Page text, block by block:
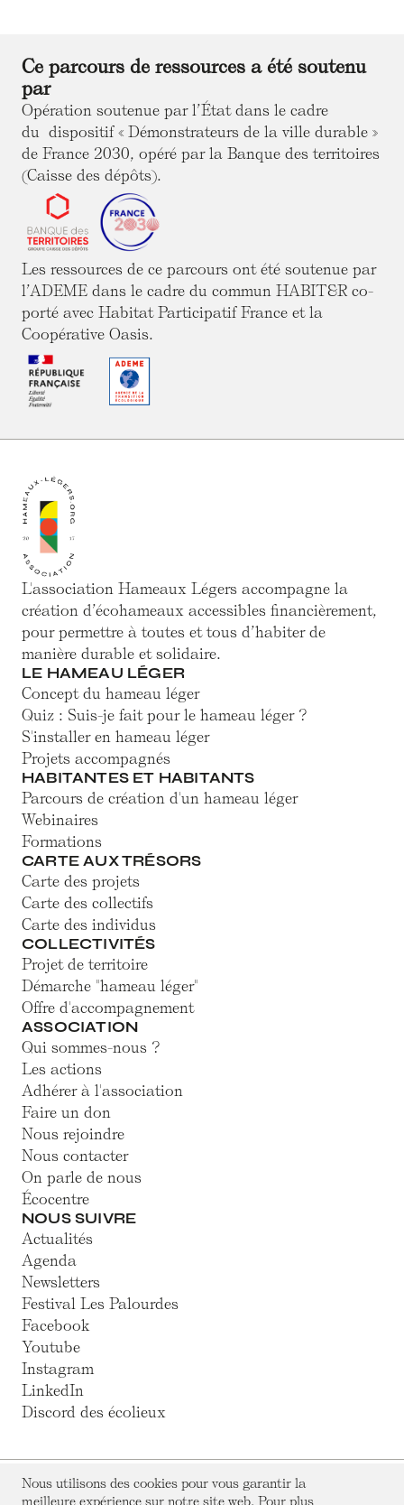
Ce parcours de ressources a été soutenu
par
Opération soutenue par l’État dans le cadre
du dispositif « Démonstrateurs de la ville durable »
de France 2030, opéré par la Banque des territoires
(Caisse des dépôts).
Les ressources de ce parcours ont été soutenue par
l’ADEME dans le cadre du commun HABIT&R co-
porté avec Habitat Participatif France et la
Coopérative Oasis.
L'association Hameaux Légers accompagne la
création d’écohameaux accessibles financièrement,
pour permettre à toutes et tous d’habiter de
manière durable et solidaire.
LE HAMEAU LÉGER
Concept du hameau léger
Quiz : Suis-je fait pour le hameau léger ?
S'installer en hameau léger
Projets accompagnés
HABITANTES ET HABITANTS
Parcours de création d'un hameau léger
Webinaires
Formations
CARTE AUX TRÉSORS
Carte des projets
Carte des collectifs
Carte des individus
COLLECTIVITÉS
Projet de territoire
Démarche "hameau léger"
Offre d'accompagnement
ASSOCIATION
Qui sommes-nous ?
Les actions
Adhérer à l'association
Faire un don
Nous rejoindre
Nous contacter
On parle de nous
Écocentre
NOUS SUIVRE
Actualités
Agenda
Newsletters
Festival Les Palourdes
Facebook
Youtube
Instagram
LinkedIn
Discord des écolieux
© Hameaux Légers 2025
Nous utilisons des cookies pour vous garantir la
meilleure expérience sur notre site web. Pour plus